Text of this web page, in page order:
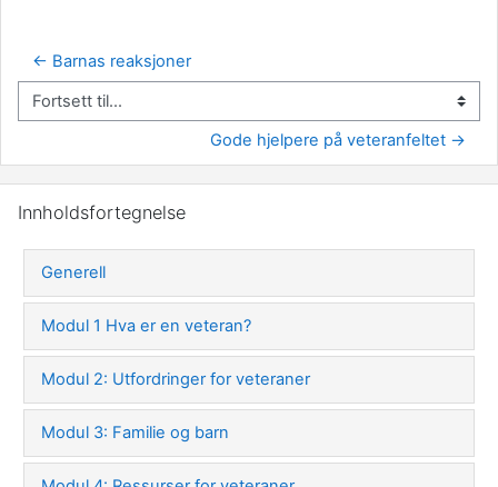
← Barnas reaksjoner
Fortsett til...
Gode hjelpere på veteranfeltet →
Innholdsfortegnelse
Generell
Modul 1 Hva er en veteran?
Modul 2: Utfordringer for veteraner
Modul 3: Familie og barn